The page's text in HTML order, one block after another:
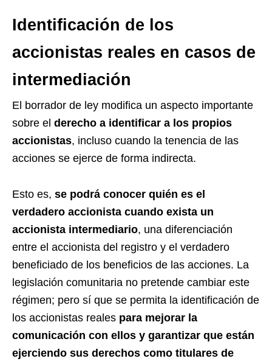
Identificación de los
accionistas reales en casos de
intermediación
El borrador de ley modifica un aspecto importante
sobre el derecho a identificar a los propios
accionistas, incluso cuando la tenencia de las
acciones se ejerce de forma indirecta.
Esto es, se podrá conocer quién es el
verdadero accionista cuando exista un
accionista intermediario, una diferenciación
entre el accionista del registro y el verdadero
beneficiado de los beneficios de las acciones. La
legislación comunitaria no pretende cambiar este
régimen; pero sí que se permita la identificación de
los accionistas reales para mejorar la
comunicación con ellos y garantizar que están
ejerciendo sus derechos como titulares de